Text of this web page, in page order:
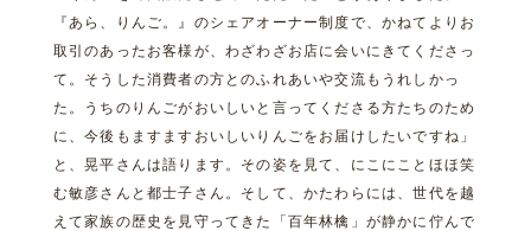
『あら、りんご。』のシェアオーナー制度で、かねてよりお
取引のあったお客様が、わざわざお店に会いにきてくださっ
て。そうした消費者の方とのふれあいや交流もうれしかっ
た。うちのりんごがおいしいと言ってくださる方たちのため
に、今後もますますおいしいりんごをお届けしたいですね」
と、晃平さんは語ります。その姿を見て、にこにことほほ笑
む敏彦さんと都士子さん。そして、かたわらには、世代を越
えて家族の歴史を見守ってきた「百年林檎」が静かに佇んで